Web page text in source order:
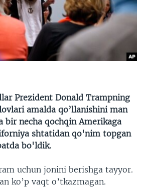
Prezident Donald Trampning
amalda qo’llanishini man
bir necha qochqin Amerikaga
shtatidan qo'nim topgan
bo'ldik.
uchun jonini berishga tayyor.
ko’p vaqt o’tkazmagan.